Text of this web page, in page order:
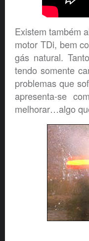
Existem também
motor TDi, bem
gás natural.
tendo somente
problemas que
apresenta-se
melhorar…algo